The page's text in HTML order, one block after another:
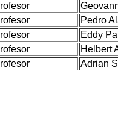
Pedro
Eddy
Helbert
Adrian